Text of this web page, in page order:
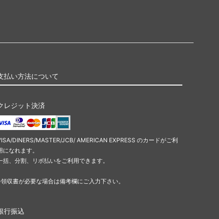
払い方法について
レジット決済
DINERS/MASTER/JCB/ AMERICAN EXPRESS のカードがご利
になれます。
括、分割、リボ払いをご利用できます。
収書が必要な場合は備考欄にご入力下さい。
行振込